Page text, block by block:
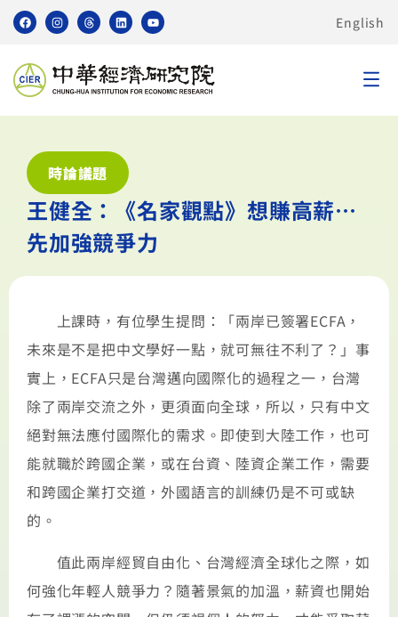
English
時論議題
王健全：《名家觀點》想賺高薪…
先加強競爭力
上課時，有位學生提問：「兩岸已簽署ECFA，
未來是不是把中文學好一點，就可無往不利了？」事
實上，ECFA只是台灣邁向國際化的過程之一，台灣
除了兩岸交流之外，更須面向全球，所以，只有中文
絕對無法應付國際化的需求。即使到大陸工作，也可
能就職於跨國企業，或在台資、陸資企業工作，需要
和跨國企業打交道，外國語言的訓練仍是不可或缺
的。
值此兩岸經貿自由化、台灣經濟全球化之際，如
何強化年輕人競爭力？隨著景氣的加溫，薪資也開始